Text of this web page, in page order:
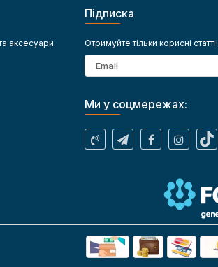
аксесуари
Підписка
Отримуйте тільки корисні статті!
Ми у соцмережах: